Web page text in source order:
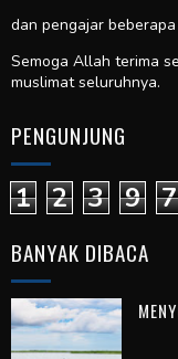
dan pengajar
Semoga Allah terima
muslimat seluruhnya.
PENGUNJUNG
1 2 3 9 7
BANYAK DIBACA